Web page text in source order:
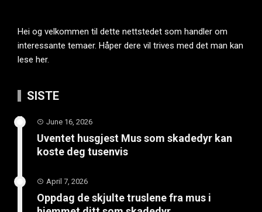
Hei og velkommen til dette nettstedet som handler om
interessante temaer. Håper dere vil trives med det man kan
lese her.
SISTE
June 16, 2026
Uventet husgjest Mus som skadedyr kan
koste deg tusenvis
April 7, 2026
Oppdag de skjulte truslene fra mus i